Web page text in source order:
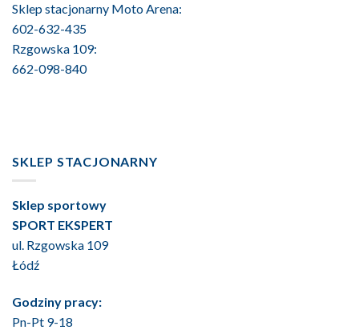
Sklep stacjonarny Moto Arena:
602-632-435
Rzgowska 109:
662-098-840
SKLEP STACJONARNY
Sklep sportowy
SPORT EKSPERT
ul. Rzgowska 109
Łódź
Godziny pracy:
Pn-Pt 9-18